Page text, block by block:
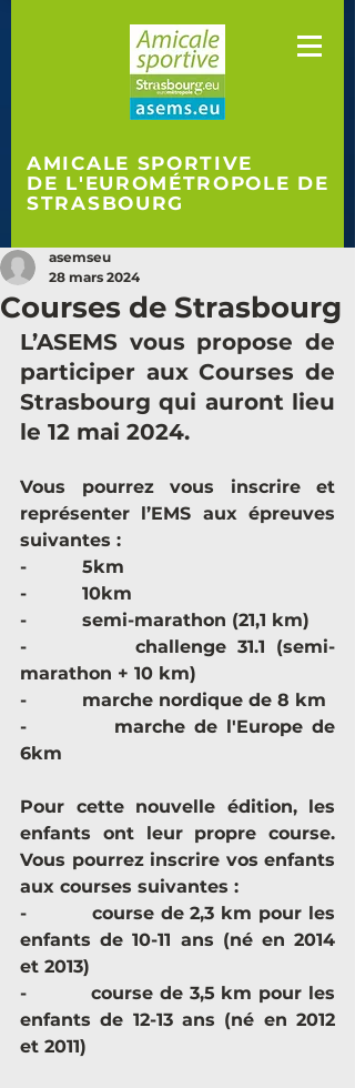
AMICALE SPORTIVE
DE L'EUROMÉTROPOLE DE
STRASBOURG
Courses de Strasbourg
asemseu
28 mars 2024
L’ASEMS vous propose de
participer aux Courses de
Strasbourg qui auront lieu
le 12 mai 2024.
Vous pourrez vous inscrire et
représenter l’EMS aux épreuves
suivantes :
-          5km
-          10km
-          semi-marathon (21,1 km)
-          challenge 31.1 (semi-
marathon + 10 km)
-          marche nordique de 8 km
-          marche de l'Europe de
6km
Pour cette nouvelle édition, les
enfants ont leur propre course.
Vous pourrez inscrire vos enfants
aux courses suivantes :
-          course de 2,3 km pour les
enfants de 10-11 ans (né en 2014
et 2013)
-          course de 3,5 km pour les
enfants de 12-13 ans (né en 2012
et 2011)